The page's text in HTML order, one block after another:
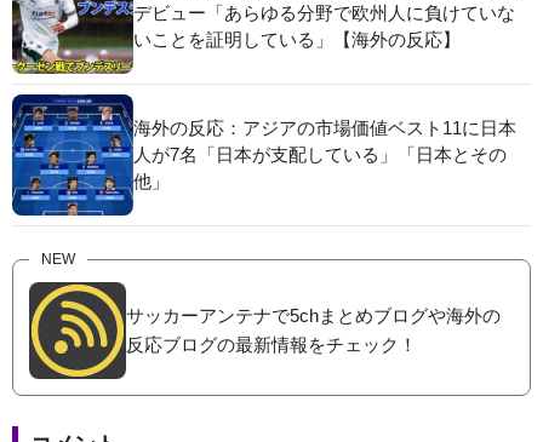
デビュー「あらゆる分野で欧州人に負けていな
いことを証明している」【海外の反応】
海外の反応：アジアの市場価値ベスト11に日本
人が7名「日本が支配している」「日本とその
他」
NEW
サッカーアンテナで5chまとめブログや海外の
反応ブログの最新情報をチェック！